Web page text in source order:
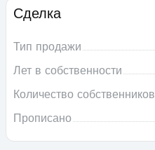
Сделка
Тип продажи
Лет в собственности
Количество собственников
Прописано